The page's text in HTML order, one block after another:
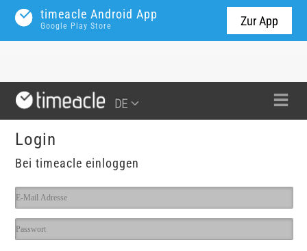
timeacle Android App
Google Play Store Zur App
DE
Login
Bei timeacle einloggen